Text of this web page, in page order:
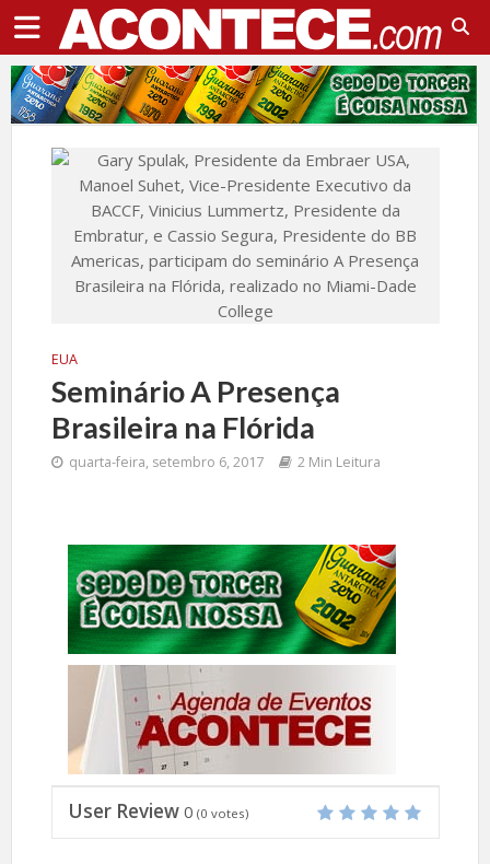
EUA
Seminário A Presença
Brasileira na Flórida
quarta-feira, setembro 6, 2017 2 Min Leitura
User Review 0 (0 votes)